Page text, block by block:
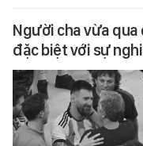
Người cha vừa
đặc biệt với sự